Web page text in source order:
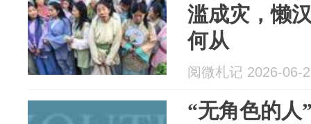
滥成灾，懒
何从
阅微札记 2026-06-
“无角色的人